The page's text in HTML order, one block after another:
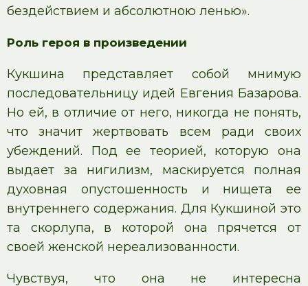
бездействием и абсолютною ленью».
Роль героя в произведении
Кукшина представляет собой мнимую
последовательницу идей Евгения Базарова.
Но ей, в отличие от него, никогда не понять,
что значит жертвовать всем ради своих
убеждений. Под ее теорией, которую она
выдает за нигилизм, маскируется полная
духовная опустошенность и нищета ее
внутреннего содержания. Для Кукшиной это
та скорлупа, в которой она прячется от
своей женской нереализованности.
Чувствуя, что она не интересна